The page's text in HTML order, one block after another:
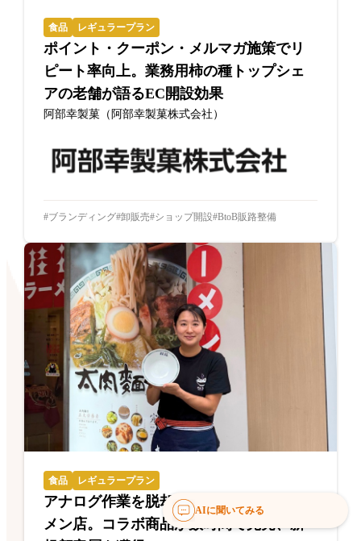
食品 レギュラープラン
ポイント・クーポン・メルマガ施策でリ
ピート率向上。業務用柿の種トップシェ
アの老舗が語るEC開設効果
阿部幸製菓（阿部幸製菓株式会社）
ブランディング 卸販売 ショップ開設 BtoB販路整備
食品 レギュラープラン
アナログ作業を脱却した創業70年のラー
メン店。コラボ商品が数時間で完売、新
AIに聞いてみる